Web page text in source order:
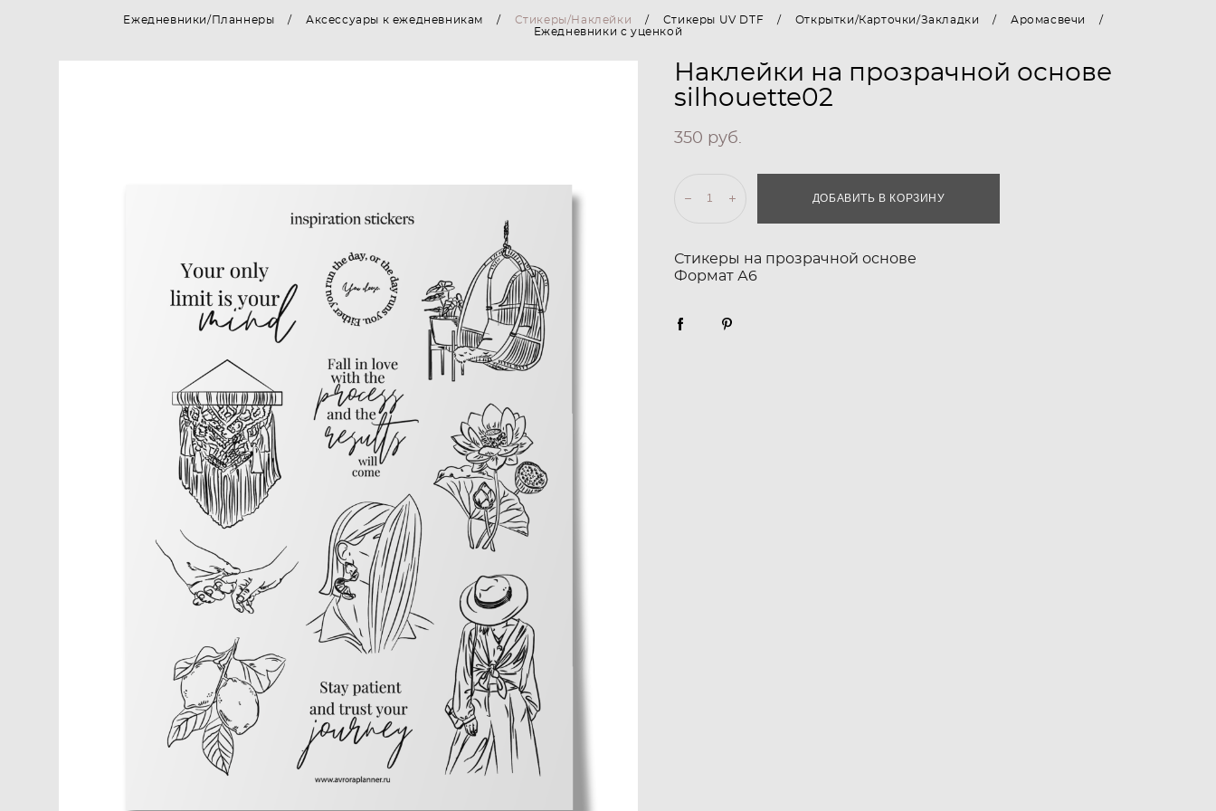
Ежедневники/Планнеры / Аксессуары к ежедневникам / Стикеры/Наклейки / Стикеры UV DTF / Открытки/Карточки/Закладки / Аромасвечи
/
Ежедневники с уценкой
Наклейки на прозрачной основе
silhouette02
350 pуб.
ДОБАВИТЬ В КОРЗИНУ
Стикеры на прозрачной основе
Формат А6